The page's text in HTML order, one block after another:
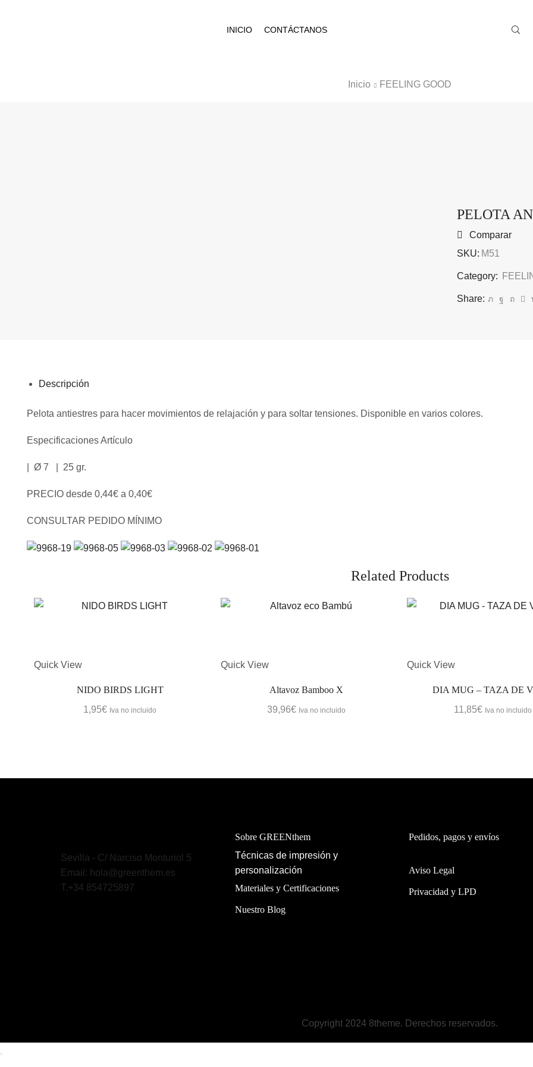
INICIO CONTÁCTANOS
Inicio FEELING GOOD
PELOTA
Comparar
SKU: M51
Category:
Share:
Descripción
Pelota antiestres para hacer movimientos de relajación y para soltar tensiones. Disponible en varios colores.
Especificaciones Artículo
| Ø 7 | 25 gr.
PRECIO desde 0,44€ a 0,40€
CONSULTAR PEDIDO MÍNIMO
Related Products
Quick View
NIDO BIRDS LIGHT
1,95€ Iva no incluido
Quick View
Altavoz Bamboo X
39,96€ Iva no incluido
Quick View
DIA MUG – TAZA DE
11,85€ Iva no incluido
Sevilla - C/ Narciso Monturiol 5
Email: hola@greenthem.es
T.+34 854725897
Sobre GREENthem
Técnicas de impresión y
personalización
Materiales y Certificaciones
Nuestro Blog
Pedidos, pagos y envíos
Aviso Legal
Privacidad y LPD
Copyright 2024 8theme. Derechos reservados.